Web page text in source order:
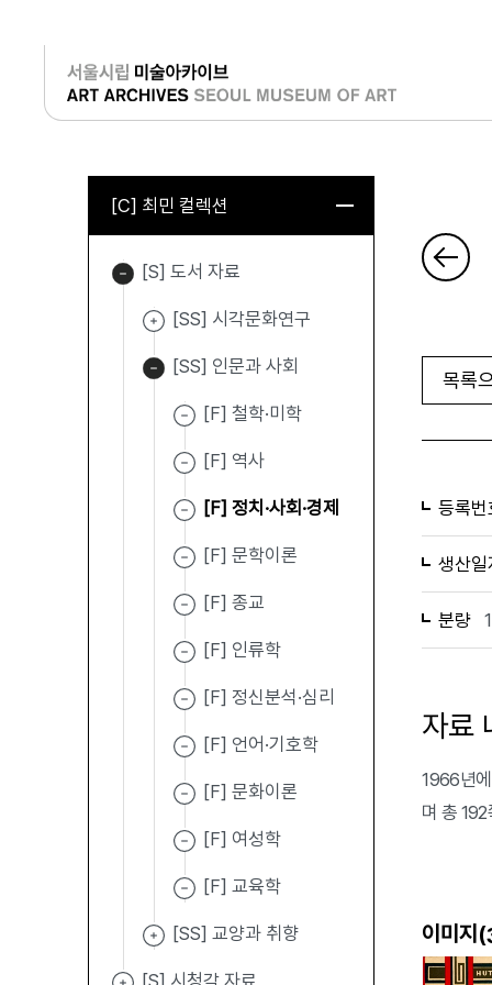
로그인
[C] 최민 컬렉션
[S] 도서 자료
[SS] 시각문화연구
[SS] 인문과 사회
[F] 철학·미학
[F] 역사
[F] 정치·사회·경제
[F] 문학이론
[F] 종교
[F] 인류학
[F] 정신분석·심리
[F] 언어·기호학
[F] 문화이론
[F] 여성학
[F] 교육학
[SS] 교양과 취향
[S] 시청각 자료
목록
등록번
생산일
분량
자료
1966년
며 총
이미지(